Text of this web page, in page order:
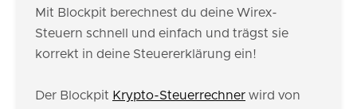
Mit Blockpit berechnest du deine Wirex-
Steuern schnell und einfach und trägst sie
korrekt in deine Steuererklärung ein!
Der Blockpit Krypto-Steuerrechner wird von